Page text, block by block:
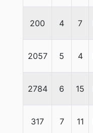
200 4 7
2057 5 4
2784 6 15
317 7 11